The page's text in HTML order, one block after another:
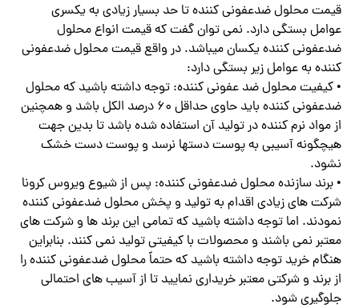
قیمت محلول ضدعفونی کننده تا حد بسیار زیادی به یکسری
عوامل بستگی دارد. نمی توان گفت که قیمت انواع محلول
ضدعفونی کننده یکسان میباشد. در واقع قیمت محلول ضدعفونی
کننده به عوامل زیر بستگی دارد:
• کیفیت محلول ضد عفونی کننده: توجه داشته باشید که محلول
ضدعفونی کننده باید حاوی حداقل ۶۰ درصد الکل باشد و همچنین
از مواد نرم کننده در تولید آن استفاده شده باشد تا بدین جهت
هیچگونه آسیبی به پوست دستها نرسد و پوست دست خشک
نشود.
• برند سازنده محلول ضدعفونی کننده: پس از شیوع ویروس کرونا
شرکت های زیادی اقدام به تولید و پخش محلول ضدعفونی کننده
نمودند. اما توجه داشته باشید که تمامی این برند ها و شرکت های
معتبر نمی باشند و محصولات با کیفیتی تولید نمی کنند. بنابراین
هنگام خرید توجه داشته باشید که حتماً محلول ضدعفونی کننده را
از برند و شرکتی معتبر خریداری نمایید تا از آسیب های احتمالی
جلوگیری شود.